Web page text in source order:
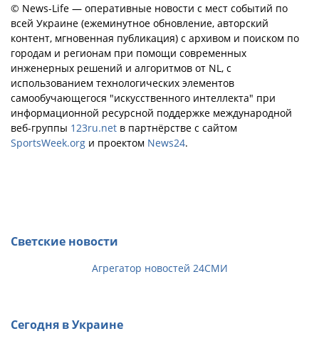
© News-Life — оперативные новости с мест событий по
всей Украине (ежеминутное обновление, авторский
контент, мгновенная публикация) с архивом и поиском по
городам и регионам при помощи современных
инженерных решений и алгоритмов от NL, с
использованием технологических элементов
самообучающегося "искусственного интеллекта" при
информационной ресурсной поддержке международной
веб-группы 123ru.net в партнёрстве с сайтом
SportsWeek.org и проектом News24.
Светские новости
Агрегатор новостей 24СМИ
Сегодня в Украине